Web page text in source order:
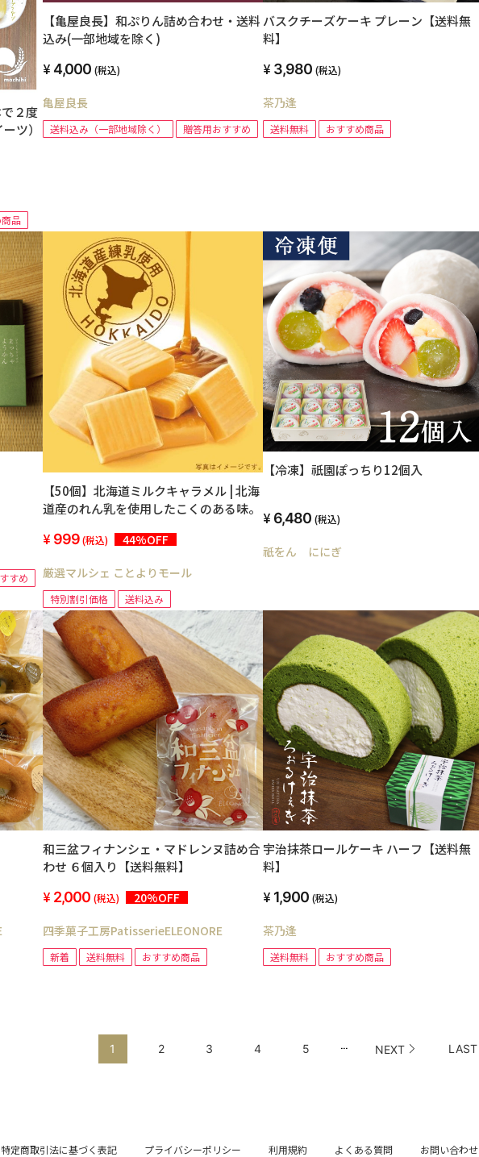
２度
ツ）
品
【亀屋良長】和ぷりん詰め合わせ・送料
込み(一部地域を除く)
4,000 (税込)
亀屋良長
送料込み（一部地域除く） 贈答用おすすめ
バスクチーズケーキ プレーン【送料無
料】
3,980 (税込)
茶乃逢
送料無料 おすすめ商品
すめ
【50個】北海道ミルクキャラメル | 北海
道産のれん乳を使用したこくのある味。
999(税込) 44%OFF
厳選マルシェ ことよりモール
特別割引価格 送料込み
【冷凍】祇園ぽっちり12個入
6,480 (税込)
祇をん ににぎ
和三盆フィナンシェ・マドレンヌ詰め合
わせ ６個入り【送料無料】
2,000 (税込) 20%OFF
四季菓子工房PatisserieELEONORE
新着 送料無料 おすすめ商品
宇治抹茶ロールケーキ ハーフ【送料無
料】
1,900 (税込)
茶乃逢
送料無料 おすすめ商品
1 2 3 4 5 ... NEXT LAST
特定商取引法に基づく表記 プライバシーポリシー 利用規約 よくある質問 お問い合わせ